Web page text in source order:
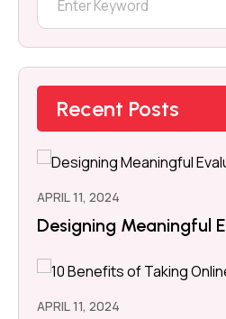
Recent Posts
APRIL 11, 2024
Designing Meaningful
APRIL 11, 2024